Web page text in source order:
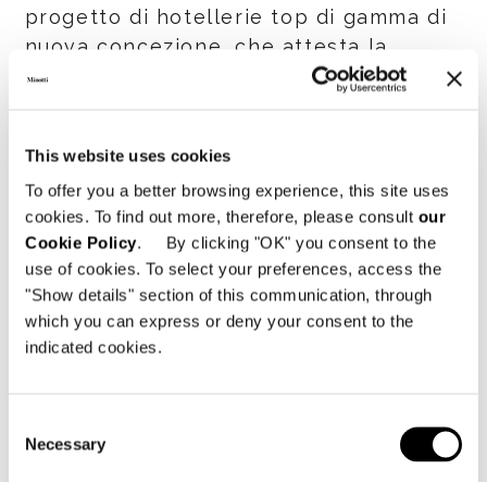
This website uses cookies
To offer you a better browsing experience, this site uses
cookies. To find out more, therefore, please consult our
Cookie Policy. By clicking "OK" you consent to the
use of cookies. To select your preferences, access the
"Show details" section of this communication, through
which you can express or deny your consent to the
indicated cookies.
Selection
Necessary
progetto di hotellerie top di gamma di
nuova concezione, che attesta la
capacità della proposta 2018 del
sicurezza dell’industria Hospitality.
La pubblicazione è prevista su tutte le
edizioni di
Sleeperfino a fine anno e
sui numeri diArtravel di settembre e
dicembre/gennaio.
settembre con un annuncio in doppia
pagina, per poi avventurarsi in un